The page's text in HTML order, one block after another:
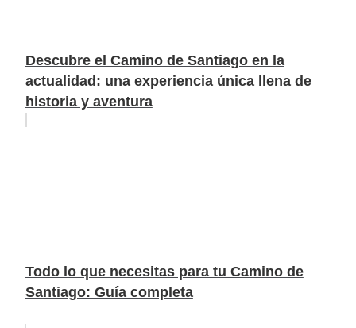
Descubre el Camino de Santiago en la
actualidad: una experiencia única llena de
historia y aventura
Todo lo que necesitas para tu Camino de
Santiago: Guía completa